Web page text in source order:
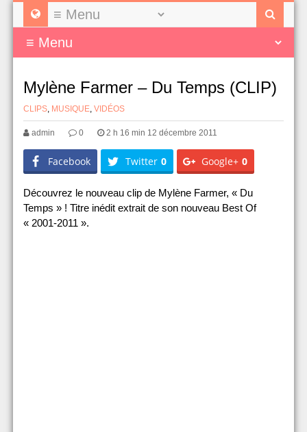
Mylène Farmer – Du Temps (CLIP)
CLIPS, MUSIQUE, VIDÉOS
admin 0 2 h 16 min 12 décembre 2011
Facebook Twitter 0 Google+ 0
Découvrez le nouveau clip de Mylène Farmer, « Du
Temps » ! Titre inédit extrait de son nouveau Best Of
« 2001-2011 ».